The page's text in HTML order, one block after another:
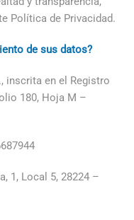
Política de Privacidad.
de sus datos?
inscrita en el Registro
180, Hoja M –
1, Local 5, 28224 –